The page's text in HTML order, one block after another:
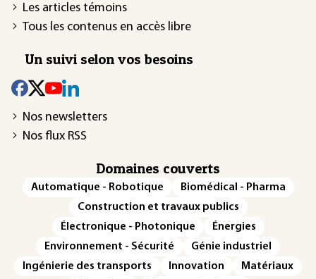
Les articles témoins
Tous les contenus en accès libre
Un suivi selon vos besoins
Nos newsletters
Nos flux RSS
Domaines couverts
Automatique - Robotique
Biomédical - Pharma
Construction et travaux publics
Électronique - Photonique
Énergies
Environnement - Sécurité
Génie industriel
Ingénierie des transports
Innovation
Matériaux